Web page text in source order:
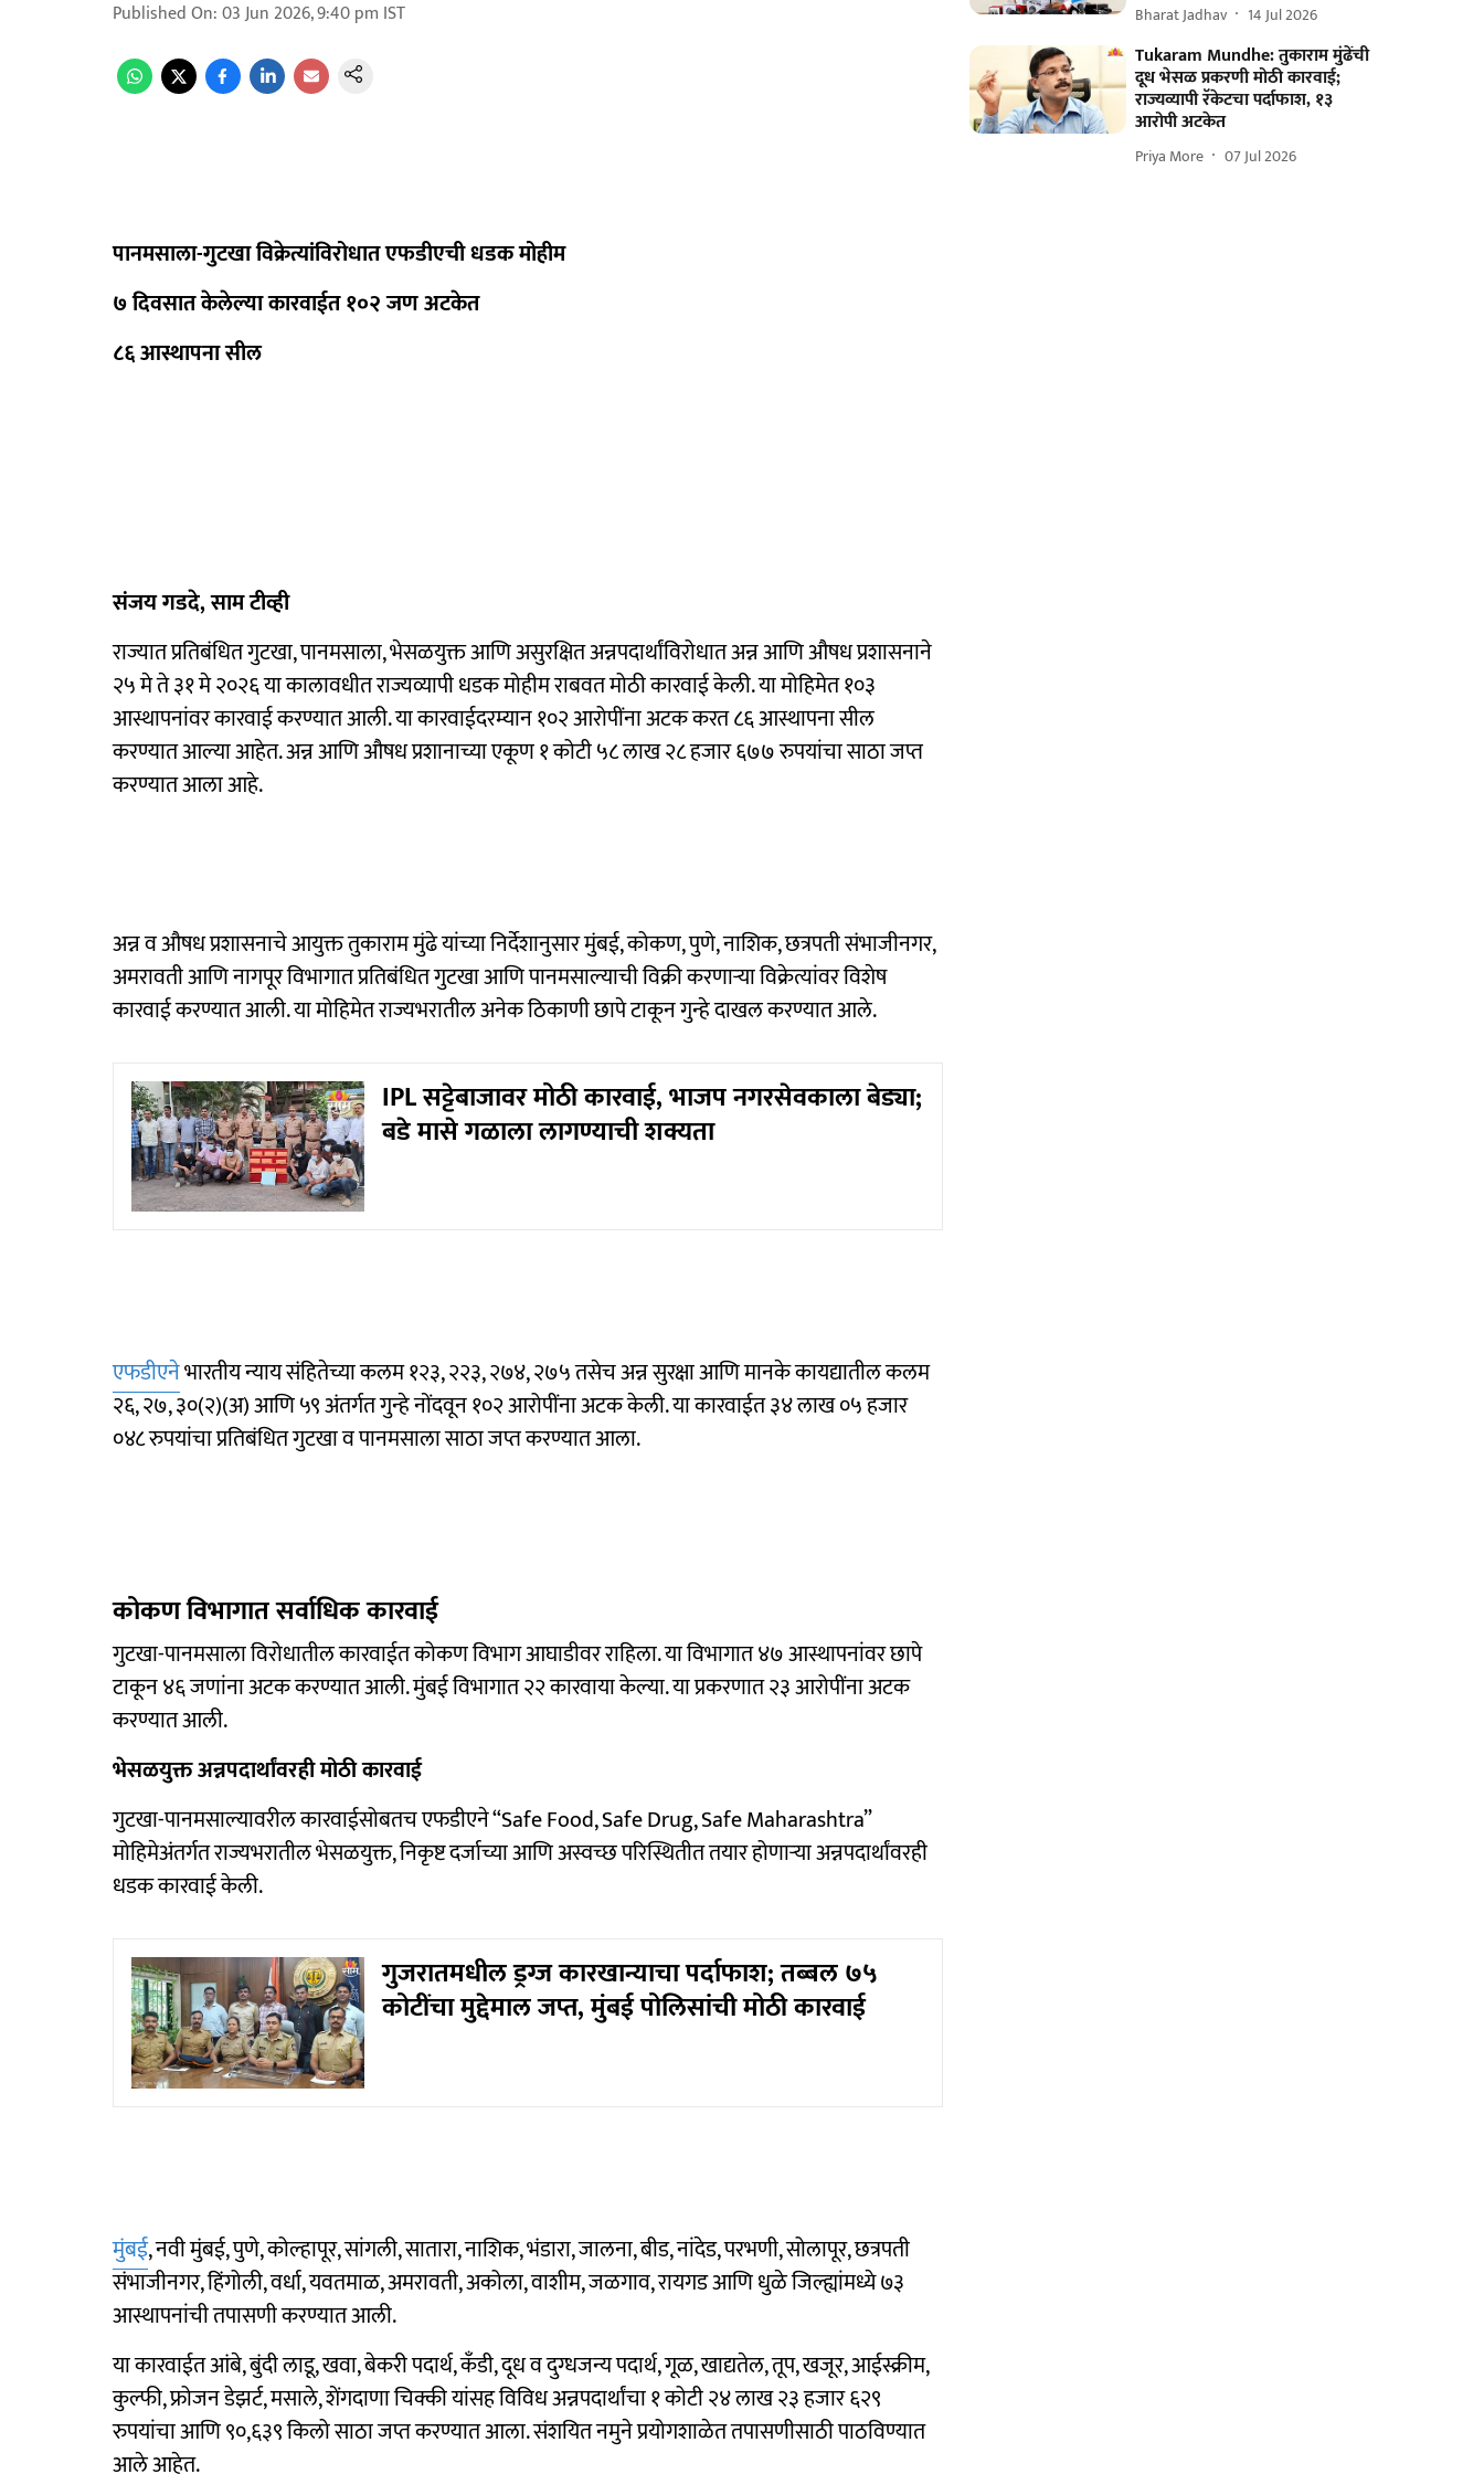
Published On:03 Jun 2026, 9:40 pm IST
पानमसाला-गुटखा विक्रेत्यांविरोधात एफडीएची धडक मोहीम
७ दिवसात केलेल्या कारवाईत १०२ जण अटकेत
८६ आस्थापना सील
संजय गडदे, साम टीव्ही
राज्यात प्रतिबंधित गुटखा, पानमसाला, भेसळयुक्त आणि असुरक्षित अन्नपदार्थांविरोधात अन्न आणि औषध प्रशासनाने
२५ मे ते ३१ मे २०२६ या कालावधीत राज्यव्यापी धडक मोहीम राबवत मोठी कारवाई केली. या मोहिमेत १०३
आस्थापनांवर कारवाई करण्यात आली. या कारवाईदरम्यान १०२ आरोपींना अटक करत ८६ आस्थापना सील
करण्यात आल्या आहेत. अन्न आणि औषध प्रशानाच्या एकूण १ कोटी ५८ लाख २८ हजार ६७७ रुपयांचा साठा जप्त
करण्यात आला आहे.
अन्न व औषध प्रशासनाचे आयुक्त तुकाराम मुंढे यांच्या निर्देशानुसार मुंबई, कोकण, पुणे, नाशिक, छत्रपती संभाजीनगर,
अमरावती आणि नागपूर विभागात प्रतिबंधित गुटखा आणि पानमसाल्याची विक्री करणाऱ्या विक्रेत्यांवर विशेष
कारवाई करण्यात आली. या मोहिमेत राज्यभरातील अनेक ठिकाणी छापे टाकून गुन्हे दाखल करण्यात आले.
IPL सट्टेबाजावर मोठी कारवाई, भाजप नगरसेवकाला बेड्या;
बडे मासे गळाला लागण्याची शक्यता
एफडीएनेभारतीय न्याय संहितेच्या कलम १२३, २२३, २७४, २७५ तसेच अन्न सुरक्षा आणि मानके कायद्यातील कलम
२६, २७, ३०(२)(अ) आणि ५९ अंतर्गत गुन्हे नोंदवून १०२ आरोपींना अटक केली. या कारवाईत ३४ लाख ०५ हजार
०४८ रुपयांचा प्रतिबंधित गुटखा व पानमसाला साठा जप्त करण्यात आला.
कोकण विभागात सर्वाधिक कारवाई
गुटखा-पानमसाला विरोधातील कारवाईत कोकण विभाग आघाडीवर राहिला. या विभागात ४७ आस्थापनांवर छापे
टाकून ४६ जणांना अटक करण्यात आली. मुंबई विभागात २२ कारवाया केल्या. या प्रकरणात २३ आरोपींना अटक
करण्यात आली.
भेसळयुक्त अन्नपदार्थांवरही मोठी कारवाई
गुटखा-पानमसाल्यावरील कारवाईसोबतच एफडीएने “Safe Food, Safe Drug, Safe Maharashtra”
मोहिमेअंतर्गत राज्यभरातील भेसळयुक्त, निकृष्ट दर्जाच्या आणि अस्वच्छ परिस्थितीत तयार होणाऱ्या अन्नपदार्थांवरही
धडक कारवाई केली.
गुजरातमधील ड्रग्ज कारखान्याचा पर्दाफाश; तब्बल ७५
कोटींचा मुद्देमाल जप्त, मुंबई पोलिसांची मोठी कारवाई
मुंबई, नवी मुंबई, पुणे, कोल्हापूर, सांगली, सातारा, नाशिक, भंडारा, जालना, बीड, नांदेड, परभणी, सोलापूर, छत्रपती
संभाजीनगर, हिंगोली, वर्धा, यवतमाळ, अमरावती, अकोला, वाशीम, जळगाव, रायगड आणि धुळे जिल्ह्यांमध्ये ७३
आस्थापनांची तपासणी करण्यात आली.
या कारवाईत आंबे, बुंदी लाडू, खवा, बेकरी पदार्थ, कँडी, दूध व दुग्धजन्य पदार्थ, गूळ, खाद्यतेल, तूप, खजूर, आईस्क्रीम,
कुल्फी, फ्रोजन डेझर्ट, मसाले, शेंगदाणा चिक्की यांसह विविध अन्नपदार्थांचा १ कोटी २४ लाख २३ हजार ६२९
रुपयांचा आणि ९०,६३९ किलो साठा जप्त करण्यात आला. संशयित नमुने प्रयोगशाळेत तपासणीसाठी पाठविण्यात
आले आहेत.
Bharat Jadhav 14 Jul 2026
Tukaram Mundhe: तुकाराम मुंढेंची
दूध भेसळ प्रकरणी मोठी कारवाई;
राज्यव्यापी रॅकेटचा पर्दाफाश, १३
आरोपी अटकेत
Priya More 07 Jul 2026